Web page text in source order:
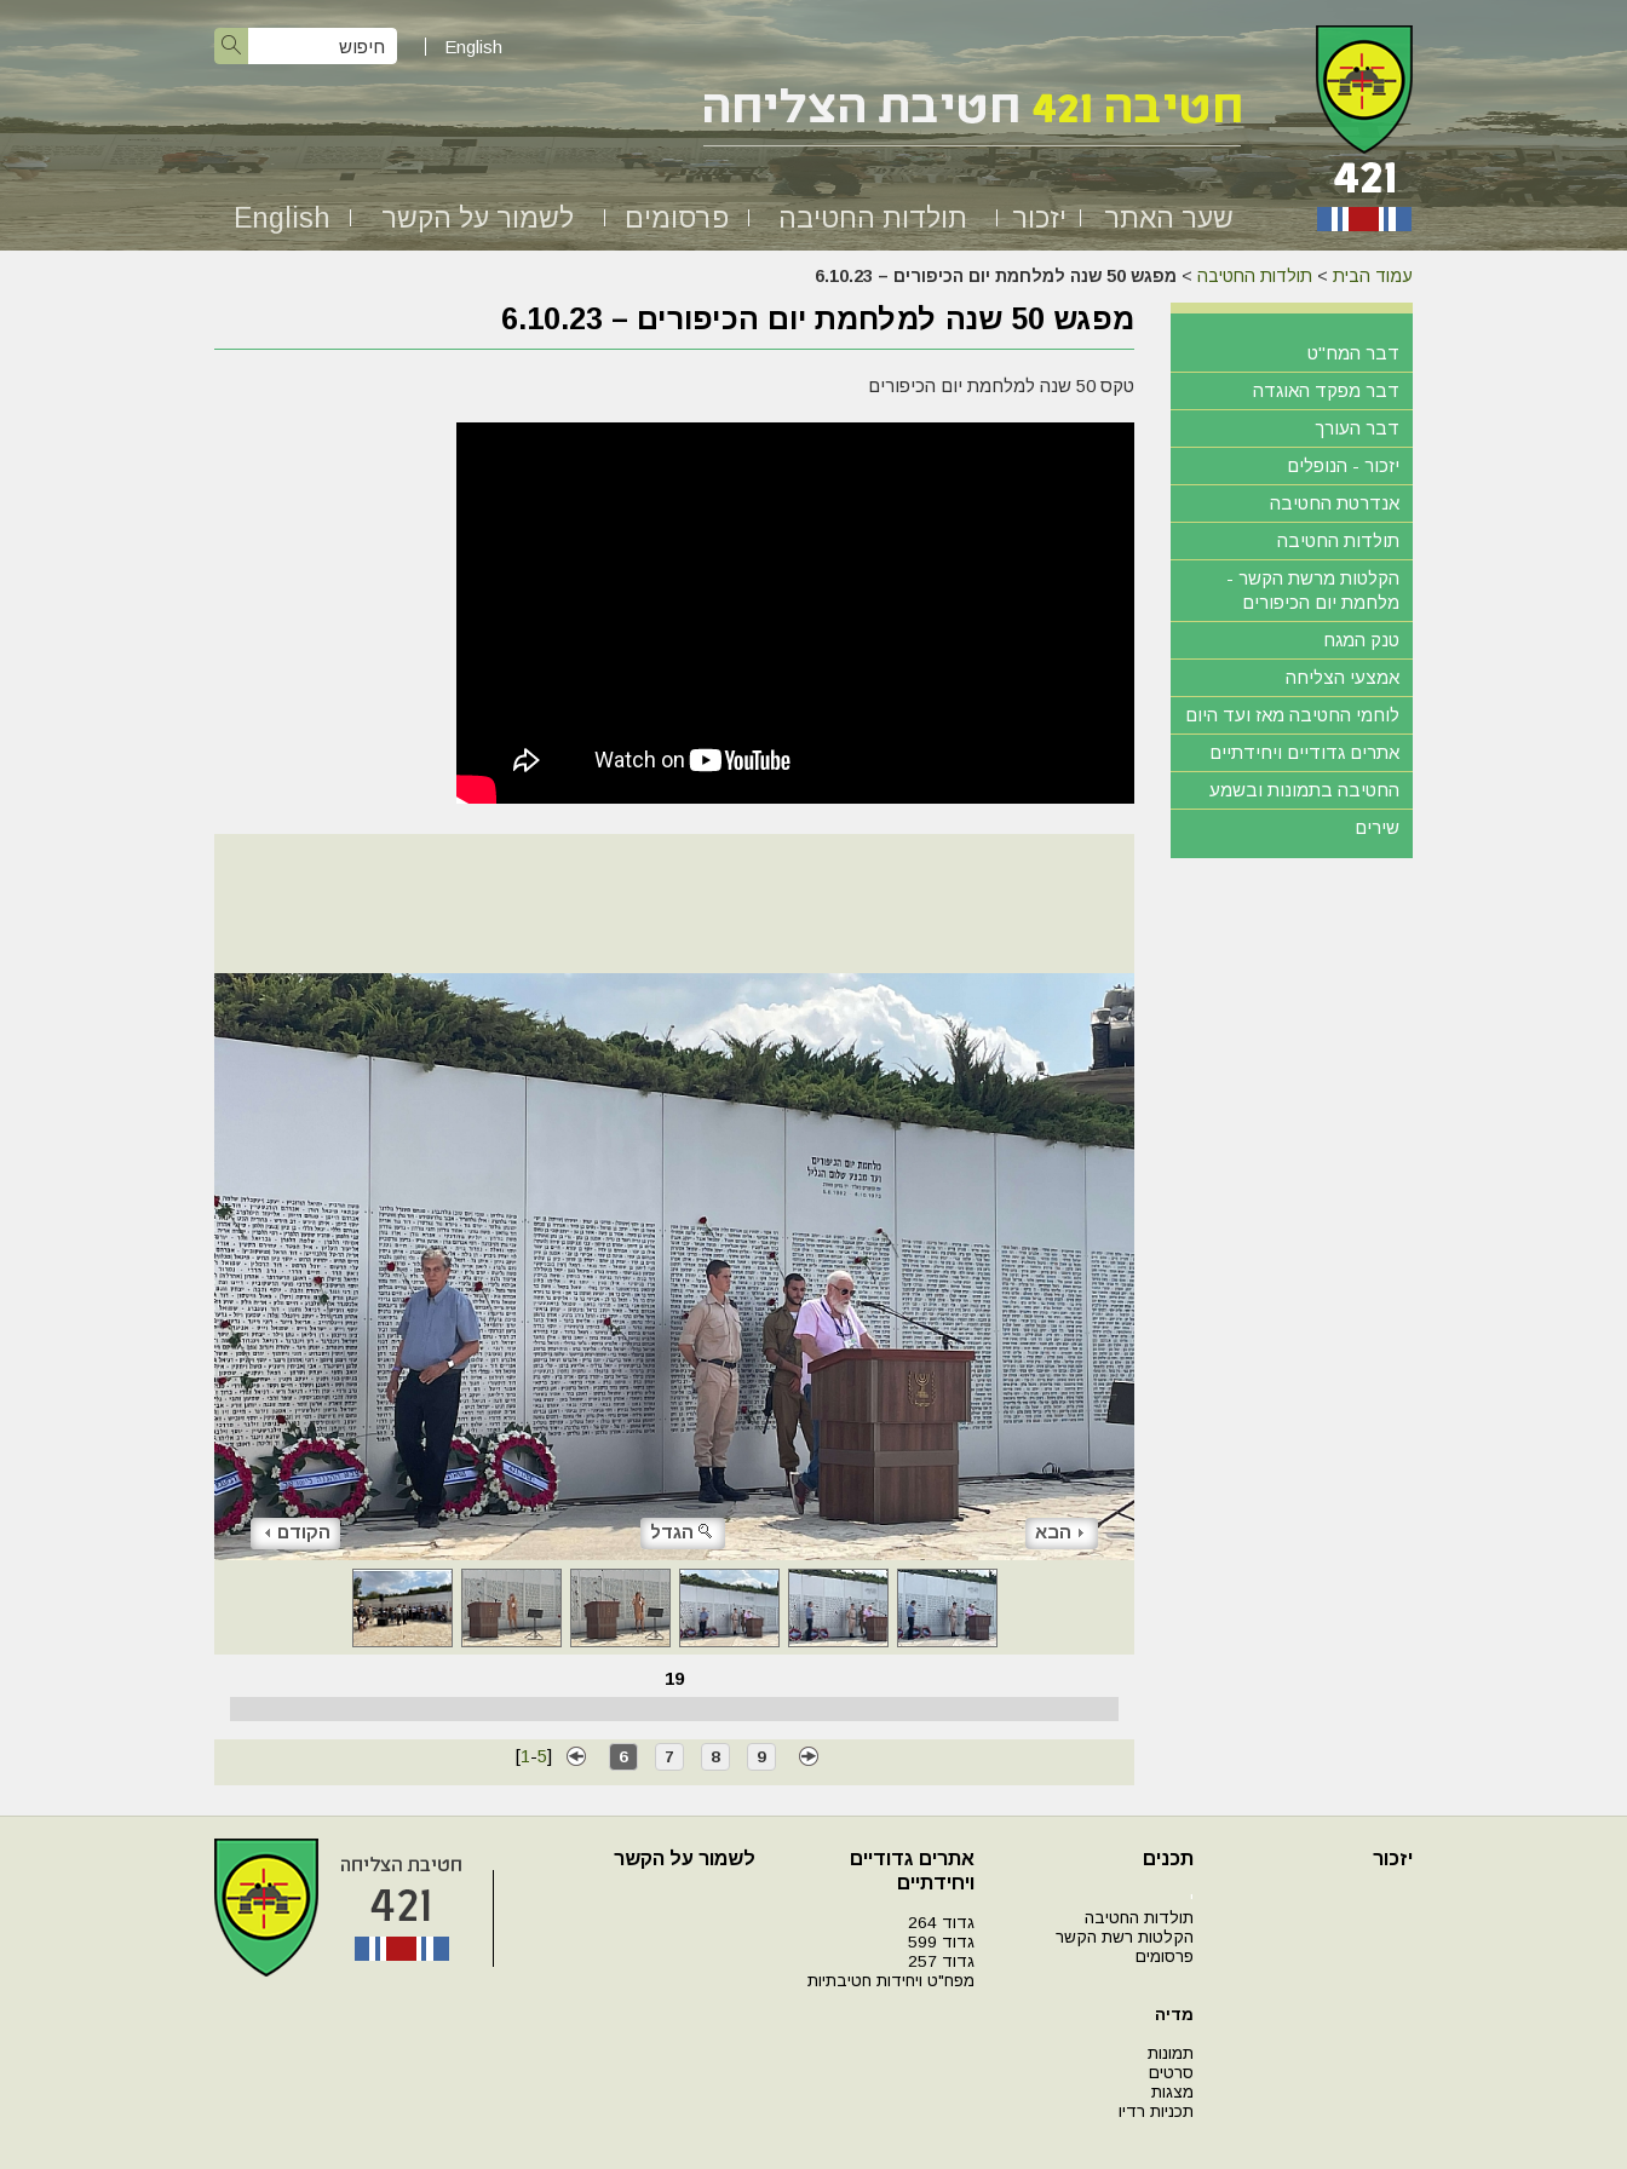
English
שער האתר יזכור תולדות החטיבה פרסומים לשמור על הקשר English
עמוד הבית > תולדות החטיבה > מפגש 50 שנה למלחמת יום הכיפורים – 6.10.23
מפגש 50 שנה למלחמת יום הכיפורים – 6.10.23
טקס 50 שנה למלחמת יום הכיפורים
הקודם הגדל הבא
19
[1 -5] 6 7 8 9
דבר המח"ט
דבר מפקד האוגדה
דבר העורך
יזכור - הנופלים
אנדרטת החטיבה
תולדות החטיבה
הקלטות מרשת הקשר -
מלחמת יום הכיפורים
טנק המגח
אמצעי הצליחה
לוחמי החטיבה מאז ועד היום
אתרים גדודיים ויחידתיים
החטיבה בתמונות ובשמע
שירים
יזכור תכנים
י
תולדות החטיבה
הקלטות רשת הקשר
פרסומים
מדיה
תמונות
סרטים
מצגות
תכניות רדיו
אתרים גדודיים
ויחידתיים
גדוד 264
גדוד 599
גדוד 257
מפח"ט ויחידות חטיבתיות
לשמור על הקשר